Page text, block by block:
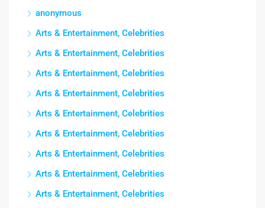
anonymous
Arts & Entertainment, Celebrities
Arts & Entertainment, Celebrities
Arts & Entertainment, Celebrities
Arts & Entertainment, Celebrities
Arts & Entertainment, Celebrities
Arts & Entertainment, Celebrities
Arts & Entertainment, Celebrities
Arts & Entertainment, Celebrities
Arts & Entertainment, Celebrities